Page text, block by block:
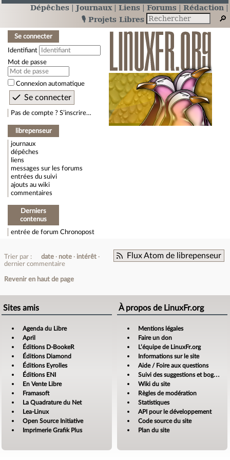
Dépêches Journaux Liens Forums
Rédaction
🎙️ Projets Libres
Se connecter
Identifiant
Mot de passe
Connexion automatique
Pas de compte ? S’inscrire…
librepenseur
journaux
dépêches
liens
messages sur les forums
entrées du suivi
ajouts au wiki
commentaires
Derniers
contenus
entrée de forum Chronopost
Flux Atom de librepenseur
Trier par : date note
intérêt
dernier commentaire
Revenir en haut de page
Sites amis
Agenda du Libre
April
Éditions D-BookeR
Éditions Diamond
Éditions Eyrolles
Éditions ENI
En Vente Libre
Framasoft
La Quadrature du Net
Lea-Linux
Open Source Initiative
Imprimerie Grafik Plus
À propos de LinuxFr.org
Mentions légales
Faire un don
L’équipe de LinuxFr.org
Informations sur le site
Aide / Foire aux questions
Suivi des suggestions et bogues
Wiki du site
Règles de modération
Statistiques
API pour le développement
Code source du site
Plan du site